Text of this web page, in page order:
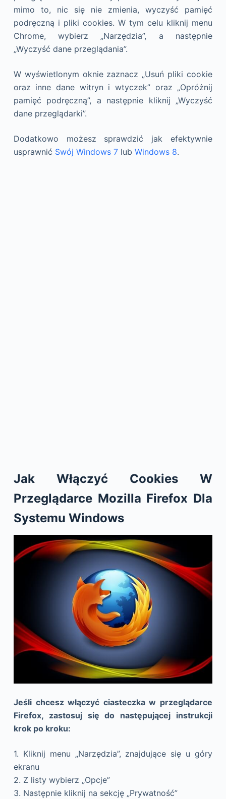
mimo to, nic się nie zmienia, wyczyść pamięć
podręczną i pliki cookies. W tym celu kliknij menu
Chrome, wybierz „Narzędzia”, a następnie
„Wyczyść dane przeglądania”.
W wyświetlonym oknie zaznacz „Usuń pliki cookie
oraz inne dane witryn i wtyczek” oraz „Opróżnij
pamięć podręczną”, a następnie kliknij „Wyczyść
dane przeglądarki”.
Dodatkowo możesz sprawdzić jak efektywnie
usprawnić Swój Windows 7lub Windows 8.
Jak Włączyć Cookies W
Przeglądarce Mozilla Firefox Dla
Systemu Windows
Jeśli chcesz włączyć ciasteczka w przeglądarce
Firefox, zastosuj się do następującej instrukcji
krok po kroku:
1. Kliknij menu „Narzędzia”, znajdujące się u góry
ekranu
2. Z listy wybierz „Opcje”
3. Następnie kliknij na sekcję „Prywatność”